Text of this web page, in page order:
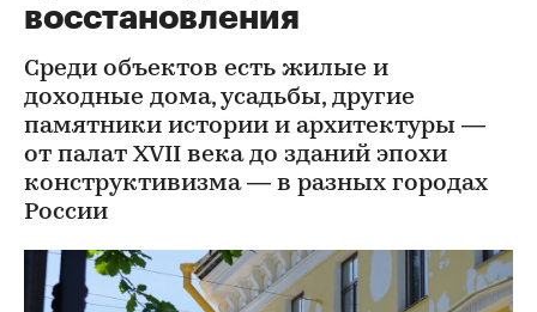
восстановления
Среди объектов есть жилые и
доходные дома, усадьбы, другие
памятники истории и архитектуры —
от палат XVII века до зданий эпохи
конструктивизма — в разных городах
России